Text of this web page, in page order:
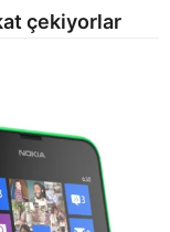
çekiyorlar